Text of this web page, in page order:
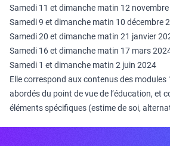
Samedi 11 et dimanche matin 12
Samedi 9 et dimanche matin 10 décembre
Samedi 20 et dimanche matin 21 janvier
Samedi 16 et dimanche matin 17 mars
Samedi 1 et dimanche matin 2 juin 2024
Elle correspond aux contenus des modules
abordés du point de vue de l’éducation, et
éléments spécifiques (estime de soi,